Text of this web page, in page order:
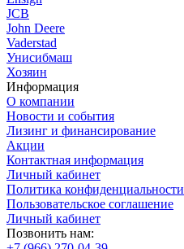
JCB
John Deere
Vaderstad
Унисибмаш
Хозяин
Информация
О компании
Новости и события
Лизинг и финансирование
Акции
Контактная информация
Личный кабинет
Политика конфиденциальности
Пользовательское соглашение
Личный кабинет
Позвонить нам: